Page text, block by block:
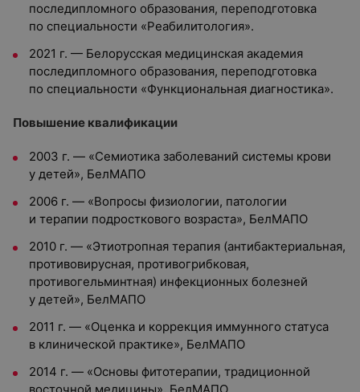
последипломного образования, переподготовка
по специальности «Реабилитология».
2021 г. — Белорусская медицинская академия
последипломного образования, переподготовка
по специальности «Функциональная диагностика».
Повышение квалификации
2003 г. — «Семиотика заболеваний системы крови
у детей», БелМАПО
2006 г. — «Вопросы физиологии, патологии
и терапии подросткового возраста», БелМАПО
2010 г. — «Этиотропная терапия (антибактериальная,
противовирусная, противогрибковая,
противогельминтная) инфекционных болезней
у детей», БелМАПО
2011 г. — «Оценка и коррекция иммунного статуса
в клинической практике», БелМАПО
2014 г. — «Основы фитотерапии, традиционной